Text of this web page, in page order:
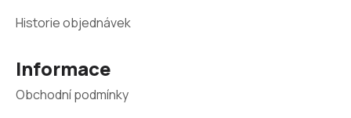
Historie objednávek
Informace
Obchodní podmínky